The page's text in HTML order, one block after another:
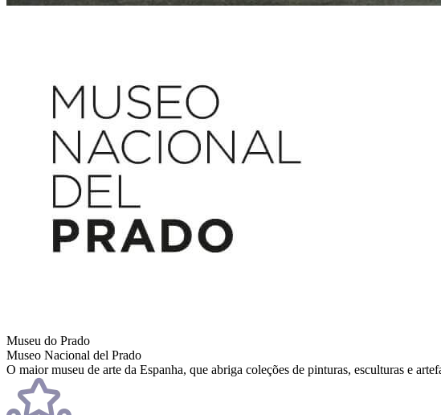
Museu do Prado
Museo Nacional del Prado
O maior museu de arte da Espanha, que abriga coleções de pinturas, esculturas e